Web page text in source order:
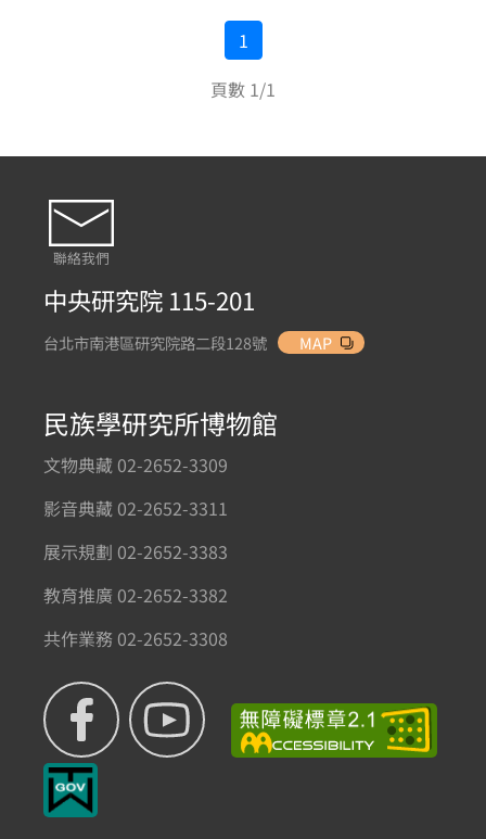
1
頁數 1/1
聯絡我們
中央研究院 115-201
台北市南港區研究院路二段128號 MAP
民族學研究所博物館
文物典藏 02-2652-3309
影音典藏 02-2652-3311
展示規劃 02-2652-3383
教育推廣 02-2652-3382
共作業務 02-2652-3308